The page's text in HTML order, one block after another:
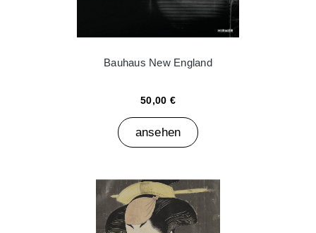
Bauhaus New England
50,00 €
ansehen